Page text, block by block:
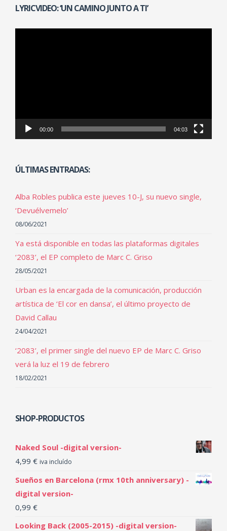
LYRICVIDEO: ‘UN CAMINO JUNTO A TI’
00:00 04:03
ÚLTIMAS ENTRADAS:
Alba Robles publica este jueves 10-J, su nuevo single,
‘Devuélvemelo’
08/06/2021
Ya está disponible en todas las plataformas digitales
‘2083’, el EP completo de Marc C. Griso
28/05/2021
Urban es la encargada de la comunicación, producción
artística de ‘El cor en dansa’, el último proyecto de
David Callau
24/04/2021
‘2083’, el primer single del nuevo EP de Marc C. Griso
verá la luz el 19 de febrero
18/02/2021
SHOP-PRODUCTOS
Naked Soul -digital version-
4,99 € iva incluído
Sueños en Barcelona (rmx 10th anniversary) -
digital version-
0,99 €
Looking Back (2005-2015) -digital version-